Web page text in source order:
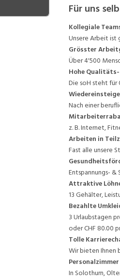
Für uns
Kollegiale
Unsere Arbeit ist
Grösster
Über 4'500
Hohe
Die soH steht für
Nach einer
z. B. Internet,
Arbeiten in
Fast alle unsere
Entspannungs-
Attraktive
13 Gehälter,
Bezahlte
3 Urlaubstagen
oder CHF 80.00
Tolle
Wir bieten Ihnen
Personalzimmer
In Solothurn,